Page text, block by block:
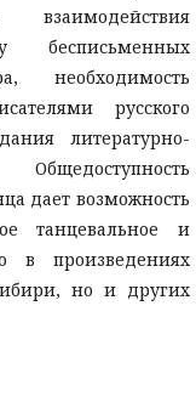
взаимодействия
необходимость
русского
литературно-
дает возможность
танцевальное и
в произведениях
но и других